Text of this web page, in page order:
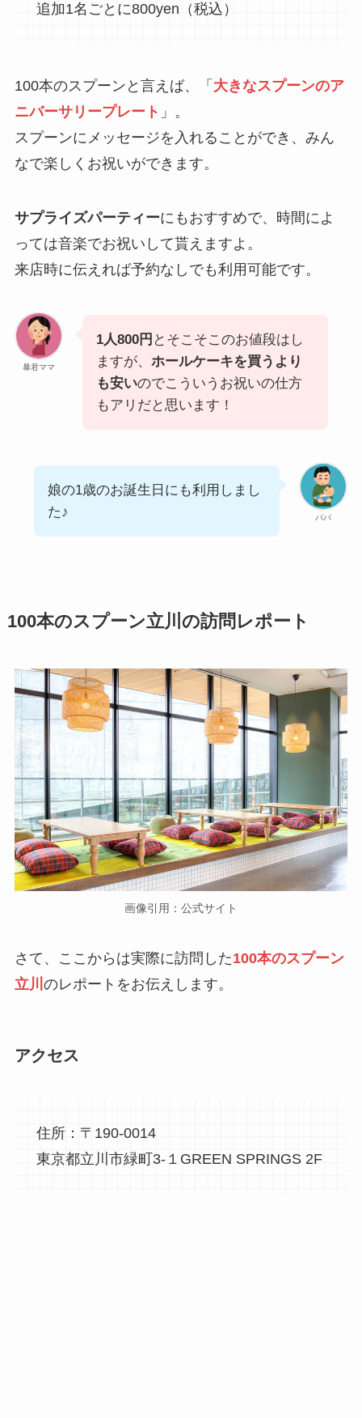
追加1名ごとに800yen（税込）
100本のスプーンと言えば、「 大きなスプーンのア
ニバーサリープレート 」。
スプーンにメッセージを入れることができ、みん
なで楽しくお祝いができます。
サプライズパーティーにもおすすめで、時間によ
っては音楽でお祝いして貰えますよ。
来店時に伝えれば予約なしでも利用可能です。
暴君ママ
1人800円 とそこそこのお値段はし
ますが、 ホールケーキを買うより
も安いのでこういうお祝いの仕方
もアリだと思います！
パパ
娘の1歳のお誕生日にも利用しまし
た♪
100本のスプーン立川の訪問レポート
画像引用：公式サイト
さて、ここからは実際に訪問した100本のスプーン
立川 のレポートをお伝えします。
アクセス
住所：〒190-0014
東京都立川市緑町3-１GREEN SPRINGS 2F